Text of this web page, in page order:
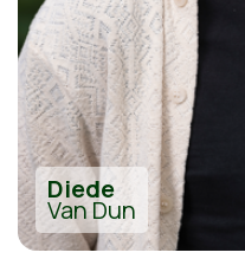
Diede
Van Dun